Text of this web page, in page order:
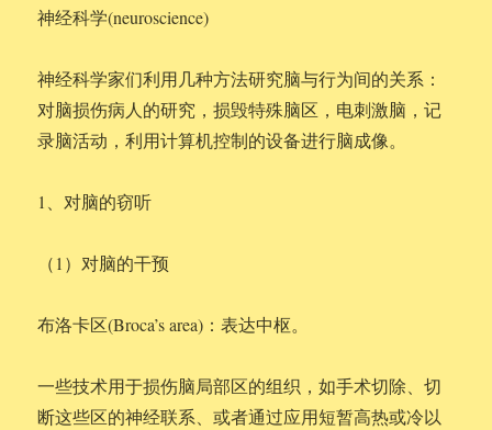
神经科学(neuroscience)
神经科学家们利用几种方法研究脑与行为间的关系：
对脑损伤病人的研究，损毁特殊脑区，电刺激脑，记
录脑活动，利用计算机控制的设备进行脑成像。
1、对脑的窃听
（1）对脑的干预
布洛卡区(Broca’s area)：表达中枢。
一些技术用于损伤脑局部区的组织，如手术切除、切
断这些区的神经联系、或者通过应用短暂高热或冷以